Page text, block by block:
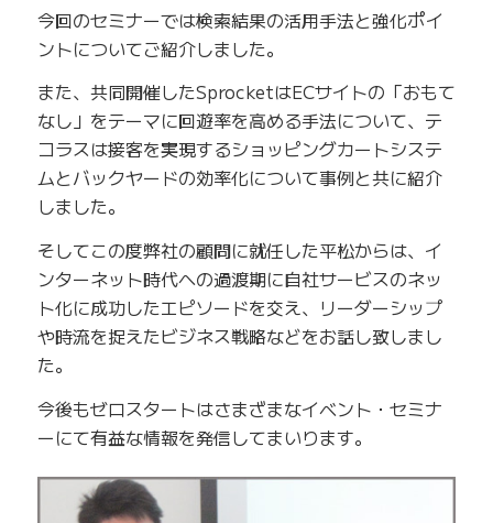
今回のセミナーでは検索結果の活用手法と強化ポイ
ントについてご紹介しました。
また、共同開催したSprocketはECサイトの「おもて
なし」をテーマに回遊率を高める手法について、テ
コラスは接客を実現するショッピングカートシステ
ムとバックヤードの効率化について事例と共に紹介
しました。
そしてこの度弊社の顧問に就任した平松からは、イ
ンターネット時代への過渡期に自社サービスのネッ
ト化に成功したエピソードを交え、リーダーシップ
や時流を捉えたビジネス戦略などをお話し致しまし
た。
今後もゼロスタートはさまざまなイベント・セミナ
ーにて有益な情報を発信してまいります。